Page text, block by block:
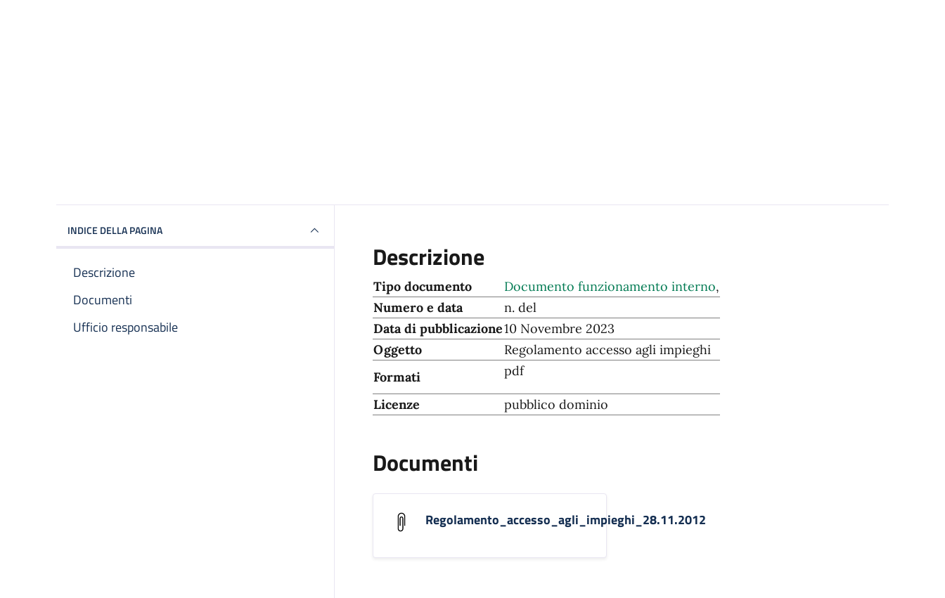
INDICE DELLA PAGINA
Descrizione
Documenti
Ufficio responsabile
Descrizione
Tipo documento Documento funzionamento interno,
Numero e data
n. del
Data di pubblicazione10 Novembre 2023
Oggetto
Regolamento accesso agli impieghi
Formati
pdf
Licenze pubblico dominio
Documenti
Regolamento_accesso_agli_impieghi_28.11.2012